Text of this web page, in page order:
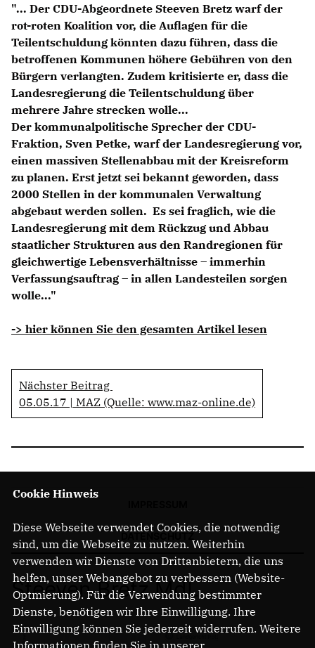
Redebeiträge
Anträge CDU
Kleine Anfragen
CDU Deutschland
CDU Fraktion im Brandenburger Landtag
CDU Brandenburg
CDU Potsdam
"... Der CDU-Abgeordnete Steeven Bretz warf der
rot-roten Koalition vor, die Auflagen für die
Teilentschuldung könnten dazu führen, dass die
betroffenen Kommunen höhere Gebühren von den
Bürgern verlangten. Zudem kritisierte er, dass die
Landesregierung die Teilentschuldung über
mehrere Jahre strecken wolle...
Der kommunalpolitische Sprecher der CDU-
Fraktion, Sven Petke, warf der Landesregierung vor,
einen massiven Stellenabbau mit der Kreisreform
zu planen. Erst jetzt sei bekannt geworden, dass
2000 Stellen in der kommunalen Verwaltung
abgebaut werden sollen. Es sei fraglich, wie die
Landesregierung mit dem Rückzug und Abbau
staatlicher Strukturen aus den Randregionen für
gleichwertige Lebensverhältnisse – immerhin
Verfassungsauftrag – in allen Landesteilen sorgen
wolle..."
-> hier können Sie den gesamten Artikel lesen
Nächster Beitrag
05.05.17 | MAZ (Quelle: www.maz-online.de)
Steeven Bretz MdL
Cookie Hinweis
Diese Webseite verwendet Cookies, die notwendig
sind, um die Webseite zu nutzen. Weiterhin
verwenden wir Dienste von Drittanbietern, die uns
helfen, unser Webangebot zu verbessern (Website-
Optmierung). Für die Verwendung bestimmter
Dienste, benötigen wir Ihre Einwilligung. Ihre
Einwilligung können Sie jederzeit widerrufen. Weitere
Informationen finden Sie in unserer